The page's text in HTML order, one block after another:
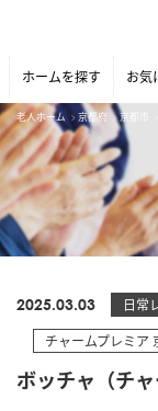
ホームを探す お気
老人ホーム 京都府 京都市
2025.03.03
日常
チャームプレミア
ボッチャ（チ